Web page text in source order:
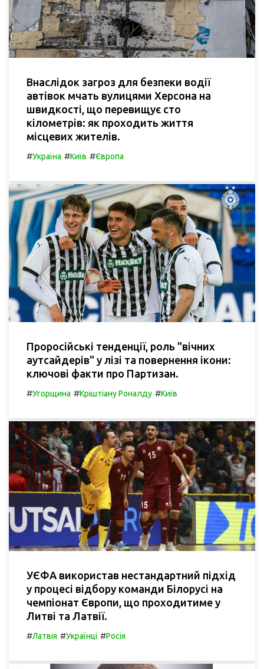
Внаслідок загроз для безпеки водії
автівок мчать вулицями Херсона на
швидкості, що перевищує сто
кілометрів: як проходить життя
місцевих жителів.
#Україна #Київ #Європа
Проросійські тенденції, роль "вічних
аутсайдерів" у лізі та повернення ікони:
ключові факти про Партизан.
#Угорщина #Кріштіану Роналду #Київ
УЄФА використав нестандартний підхід
у процесі відбору команди Білорусі на
чемпіонат Європи, що проходитиме у
Литві та Латвії.
#Латвія #Українці #Росія